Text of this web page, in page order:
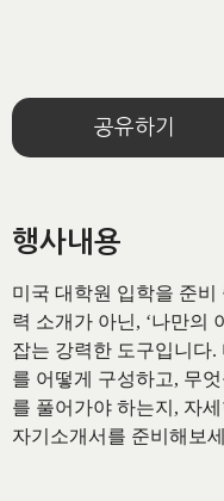
공유하기
행사내용
미국 대학원 입학을 준비
력 소개가 아닌, ‘나만의
잡는 강력한 도구입니다.
를 어떻게 구성하고, 무
를 풀어가야 하는지 , 자
자기소개서를 준비해보